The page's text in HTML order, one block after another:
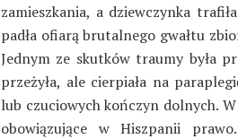
zamieszkania, a dziewczynka
padła ofiarą brutalnego gwałtu
Jednym ze skutków traumy była
przeżyła, ale cierpiała na
lub czuciowych kończyn dolnych. W
obowiązujące w Hiszpanii